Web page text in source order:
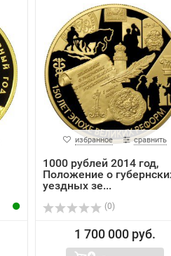
избранное сравнить
1000 рублей 2014 год,
Положение о
уездных зе...
(0)
1 700 000 руб.